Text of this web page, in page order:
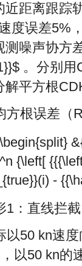
近距离跟踪
度误差5%
测噪声协方
。分别用
解平方根
方根误差（
{\left[
-
1：直线拦
以50 kn速
以50 kn的